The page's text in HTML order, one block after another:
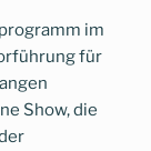
im
für
Show, die